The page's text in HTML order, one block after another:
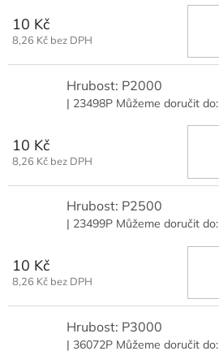
10 Kč
8,26 Kč bez DPH
Hrubost: P2000
| 23498P Můžeme doručit do:
10 Kč
8,26 Kč bez DPH
Hrubost: P2500
| 23499P Můžeme doručit do:
10 Kč
8,26 Kč bez DPH
Hrubost: P3000
| 36072P Můžeme doručit do: